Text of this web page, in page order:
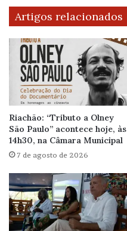
Artigos relacionados
Riachão: “Tributo a Olney
São Paulo” acontece hoje, às
14h30, na Câmara Municipal
7 de agosto de 2026